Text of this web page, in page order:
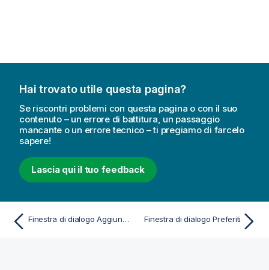
Hai trovato utile questa pagina?
Se riscontri problemi con questa pagina o con il suo
contenuto – un errore di battitura, un passaggio
mancante o un errore tecnico – ti pregiamo di farcelo
sapere!
Lascia qui il tuo feedback
Finestra di dialogo Aggiungi preferiti Finestra di dialogo Preferiti